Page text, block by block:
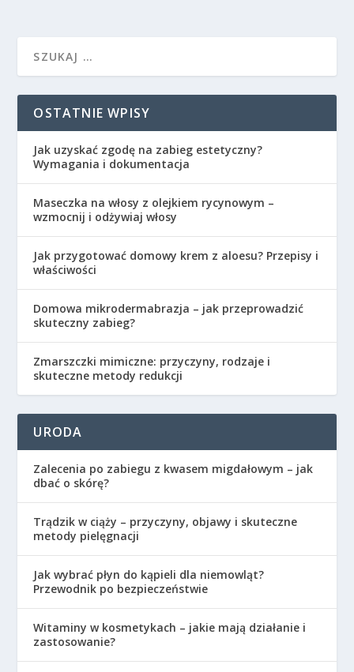
OSTATNIE WPISY
Jak uzyskać zgodę na zabieg estetyczny?
Wymagania i dokumentacja
Maseczka na włosy z olejkiem rycynowym –
wzmocnij i odżywiaj włosy
Jak przygotować domowy krem z aloesu? Przepisy i
właściwości
Domowa mikrodermabrazja – jak przeprowadzić
skuteczny zabieg?
Zmarszczki mimiczne: przyczyny, rodzaje i
skuteczne metody redukcji
URODA
Zalecenia po zabiegu z kwasem migdałowym – jak
dbać o skórę?
Trądzik w ciąży – przyczyny, objawy i skuteczne
metody pielęgnacji
Jak wybrać płyn do kąpieli dla niemowląt?
Przewodnik po bezpieczeństwie
Witaminy w kosmetykach – jakie mają działanie i
zastosowanie?